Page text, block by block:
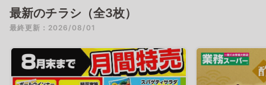
最新のチラシ（全3枚）
最終更新：2026/08/01